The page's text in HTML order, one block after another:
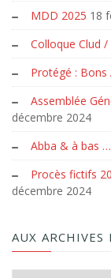
MDD 2025 18
Colloque Clud
Protégé : Bons
Assemblée
décembre 2024
Abba & à bas
Procès fictifs
décembre 2024
AUX ARCHIVES